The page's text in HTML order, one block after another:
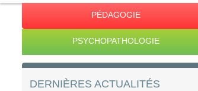
PÉDAGOGIE
PSYCHOPATHOLOGIE
DERNIÈRES ACTUALITÉS